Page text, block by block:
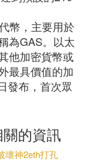
幣，主要用於
為GAS。以太
他加密貨幣或
最具價值的加
發布，首次眾
的資訊
壞神2eth打孔